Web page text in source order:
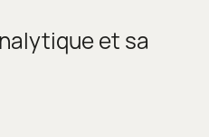
et sa